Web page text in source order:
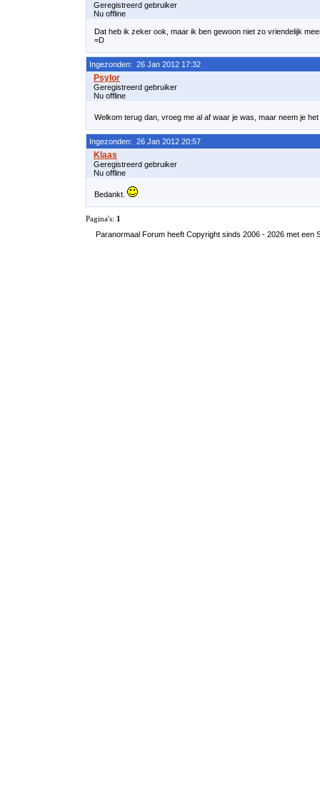
Geregistreerd gebruiker
Nu offline
Dat heb ik zeker ook, maar ik ben gewoon niet zo vriendelijk
=D
Ingezonden: 26 Jan 2012 17:32
Geregistreerd gebruiker
Nu offline
Welkom terug dan, vroeg me al af waar je was, maar neem je
Ingezonden: 26 Jan 2012 20:57
Geregistreerd gebruiker
Nu offline
Bedankt.
Pagina's: 1
Paranormaal Forum heeft Copyright sinds 2006 - 2026 met een